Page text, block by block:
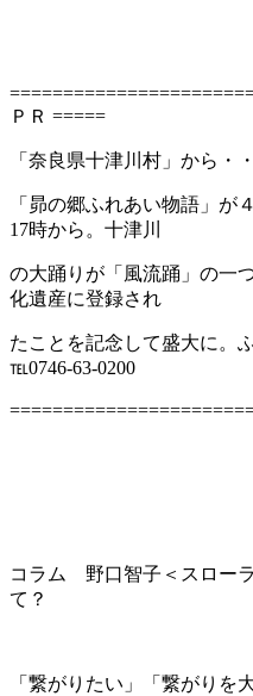
ＰＲ =====
「奈良県十津川村」から・・
「昴の郷ふれあい物語」が
17時から。十津川
の大踊りが「風流踊」の一
化遺産に登録され
たことを記念して盛大に。
℡0746-63-0200
コラム 野口智子＜スロ
て？
「繋がりたい」「繋がりを